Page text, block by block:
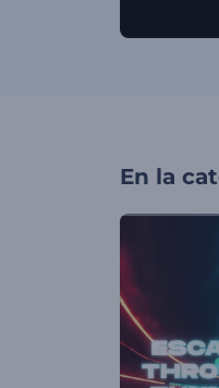
En la